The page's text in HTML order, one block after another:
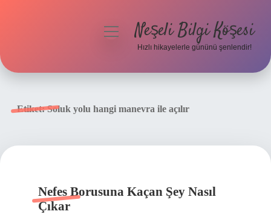
menüyüNeşeli Bilgi Köşesi
Hızlı hikayelerle gününü şenlendir!
Etiket:Soluk yolu hangi manevra ile açılır
Nefes Borusuna Kaçan Şey Nasıl
Çıkar